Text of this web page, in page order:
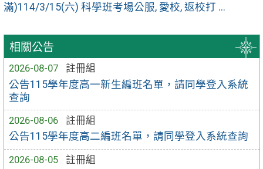
相關公告
2026-08-07
註冊組
公告115學年度高一新生編班名單，請同學登入系統
查詢
2026-08-06
註冊組
公告115學年度高二編班名單，請同學登入系統查詢
2026-08-05
註冊組
滿)114/3/15(六) 科學班考場公服, 愛校, 返校打 ...